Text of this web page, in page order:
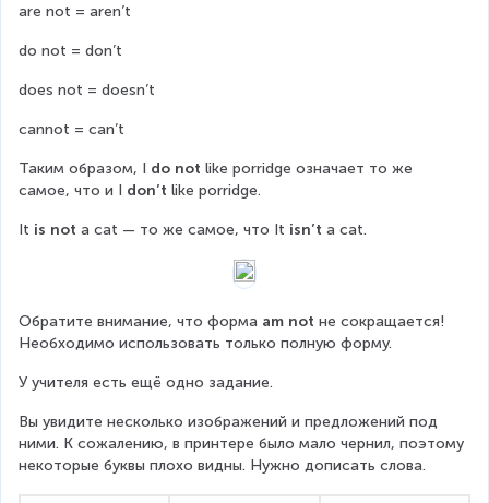
are not = aren’t
do not = don’t
does not = doesn’t
cannot = can’t
Таким образом, I do not like porridge означает то же
самое, что и I don’t like porridge.
It is not a cat — то же самое, что It isn’t a cat.
Обратите внимание, что форма am not не сокращается!
Необходимо использовать только полную форму.
У учителя есть ещё одно задание.
Вы увидите несколько изображений и предложений под
ними. К сожалению, в принтере было мало чернил, поэтому
некоторые буквы плохо видны. Нужно дописать слова.